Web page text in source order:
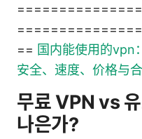
== 国内能使用的vpn
安全、速度、价格与
무료 VPN vs
나은가?